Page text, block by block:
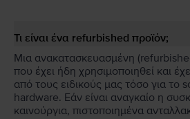
Τι είναι ένα refurbished προϊόν;
Μια ανακατασκευασμένη
που έχει ήδη χρησιμοποιηθεί και
από τους ειδικούς μας τόσο για το
hardware. Εάν είναι αναγκαίο η
καινούργια, πιστοποιημένα